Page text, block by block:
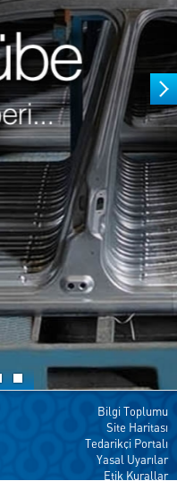
Bilgi Toplumu
Site Haritası
Tedarikçi Portalı
Yasal Uyarılar
Etik Kurallar